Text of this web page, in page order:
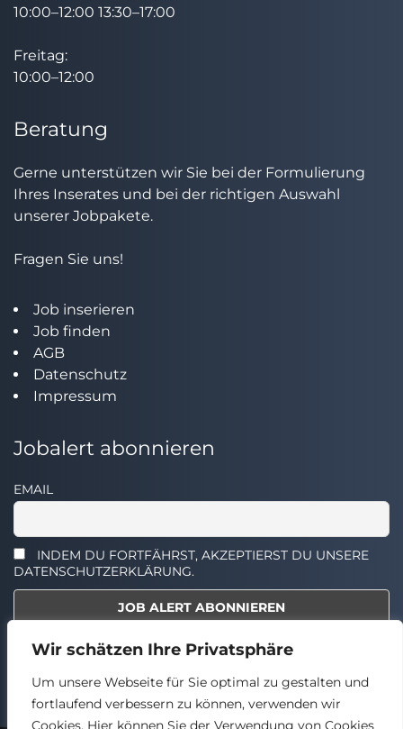
Wir schätzen Ihre Privatsphäre
Um unsere Webseite für Sie optimal zu gestalten und
fortlaufend verbessern zu können, verwenden wir
Cookies. Hier können Sie der Verwendung von Cookies
10:00–12:00 13:30–17:00
Freitag:
10:00–12:00
Beratung
Gerne unterstützen wir Sie bei der Formulierung
Ihres Inserates und bei der richtigen Auswahl
unserer Jobpakete.
Fragen Sie uns!
Job inserieren
Job finden
AGB
Datenschutz
Impressum
Jobalert abonnieren
EMAIL
INDEM DU FORTFÄHRST, AKZEPTIERST DU UNSERE
DATENSCHUTZERKLÄRUNG.
Select the widget you want to show.